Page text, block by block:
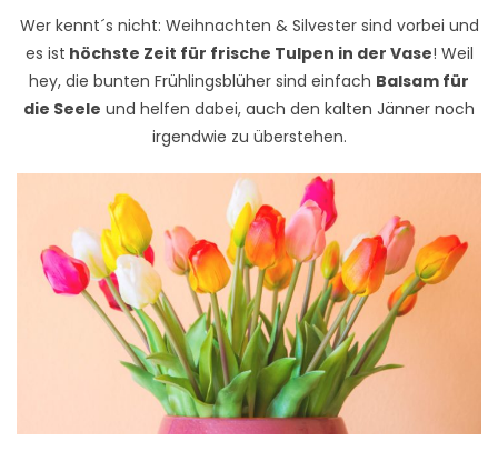
Wer kennt´s nicht: Weihnachten & Silvester sind vorbei und
es ist höchste Zeit für frische Tulpen in der Vase! Weil
hey, die bunten Frühlingsblüher sind einfach Balsam für
die Seele und helfen dabei, auch den kalten Jänner noch
irgendwie zu überstehen.